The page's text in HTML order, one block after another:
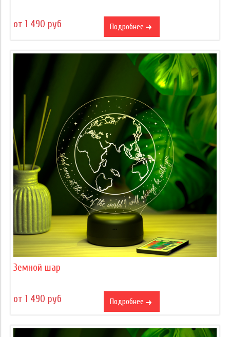
от 1 490 руб Подробнее
Земной шар
от 1 490 руб Подробнее